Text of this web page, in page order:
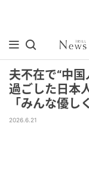
夫不在で“中
過ごした日本
「みんな優し
2026.6.21